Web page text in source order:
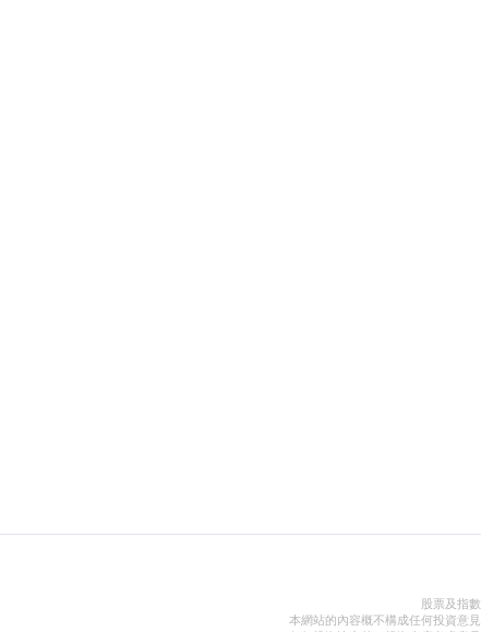
股票及指
本網站的內容概不構成任何投資意